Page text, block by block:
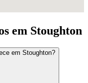
em Stoughton
em Stoughton?